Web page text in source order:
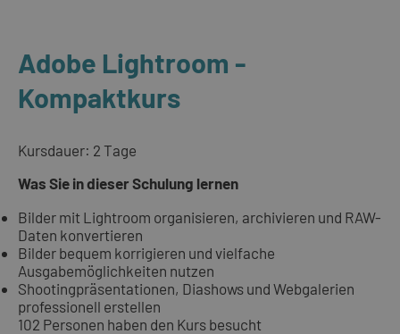
Adobe Lightroom -
Kompaktkurs
Kursdauer: 2 Tage
Was Sie in dieser Schulung lernen
Bilder mit Lightroom organisieren, archivieren und RAW-
Daten konvertieren
Bilder bequem korrigieren und vielfache
Ausgabemöglichkeiten nutzen
Shootingpräsentationen, Diashows und Webgalerien
professionell erstellen
102 Personen haben den Kurs besucht